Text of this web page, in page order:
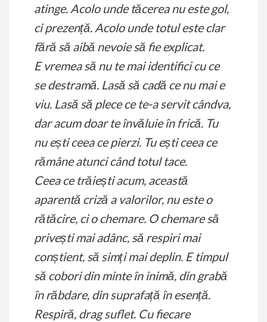
atinge. Acolo unde tăcerea nu este gol,
ci prezență. Acolo unde totul este clar
fără să aibă nevoie să fie explicat.
E vremea să nu te mai identifici cu ce
se destramă. Lasă să cadă ce nu mai e
viu. Lasă să plece ce te-a servit cândva,
dar acum doar te învăluie în frică. Tu
nu ești ceea ce pierzi. Tu ești ceea ce
rămâne atunci când totul tace.
Ceea ce trăiești acum, această
aparentă criză a valorilor, nu este o
rătăcire, ci o chemare. O chemare să
privești mai adânc, să respiri mai
conștient, să simți mai deplin. E timpul
să cobori din minte în inimă, din grabă
în răbdare, din suprafață în esență.
Respiră, drag suflet. Cu fiecare